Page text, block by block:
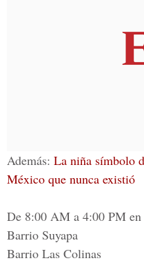
Además: La niña símbolo
México que nunca existió
De 8:00 AM a 4:00 PM en
Barrio Suyapa
Barrio Las Colinas